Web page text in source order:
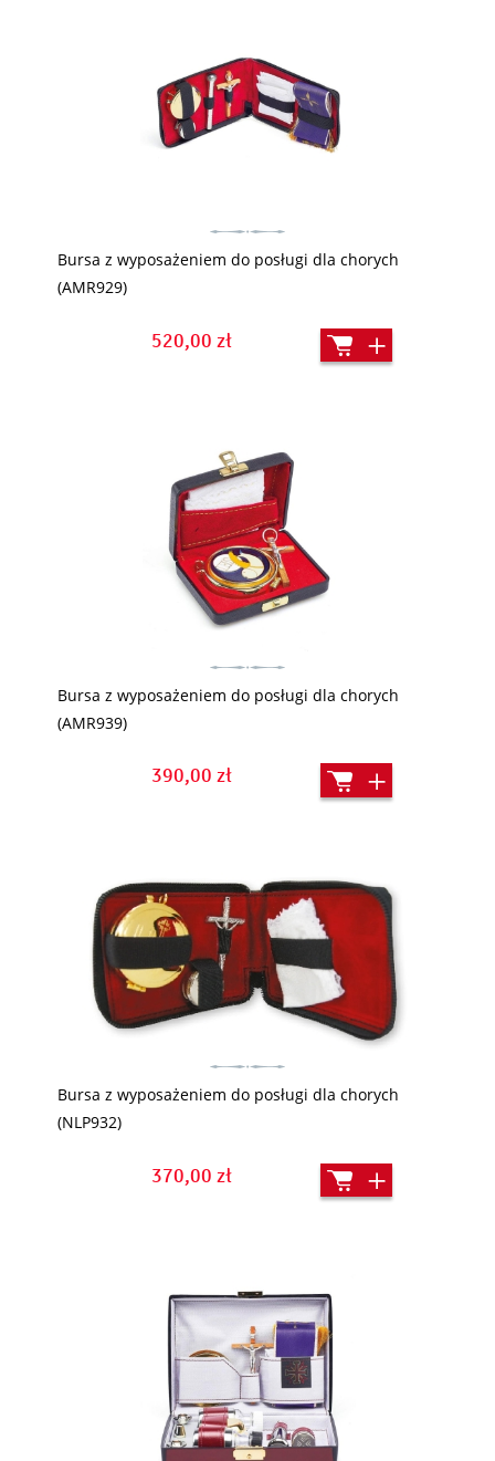
Bursa z wyposażeniem do posługi dla chorych
(AMR929)
520,00 zł
Bursa z wyposażeniem do posługi dla chorych
(AMR939)
390,00 zł
Bursa z wyposażeniem do posługi dla chorych
(NLP932)
370,00 zł